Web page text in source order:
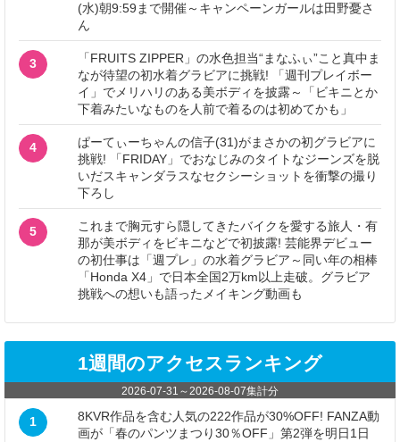
(水)朝9:59まで開催～キャンペーンガールは田野憂さ
ん
3
「FRUITS ZIPPER」の水色担当“まなふぃ”こと真中ま
なが待望の初水着グラビアに挑戦! 「週刊プレイボー
イ」でメリハリのある美ボディを披露～「ビキニとか
下着みたいなものを人前で着るのは初めてかも」
4
ぱーてぃーちゃんの信子(31)がまさかの初グラビアに
挑戦! 「FRIDAY」でおなじみのタイトなジーンズを脱
いだスキャンダラスなセクシーショットを衝撃の撮り
下ろし
5
これまで胸元すら隠してきたバイクを愛する旅人・有
那が美ボディをビキニなどで初披露! 芸能界デビュー
の初仕事は「週プレ」の水着グラビア～同い年の相棒
「Honda X4」で日本全国2万km以上走破。グラビア
挑戦への想いも語ったメイキング動画も
1週間のアクセスランキング
2026-07-31 ～2026-08-07集計分
1
8KVR作品を含む人気の222作品が30%OFF! FANZA動
画が「春のパンツまつり30％OFF」第2弾を明日1日